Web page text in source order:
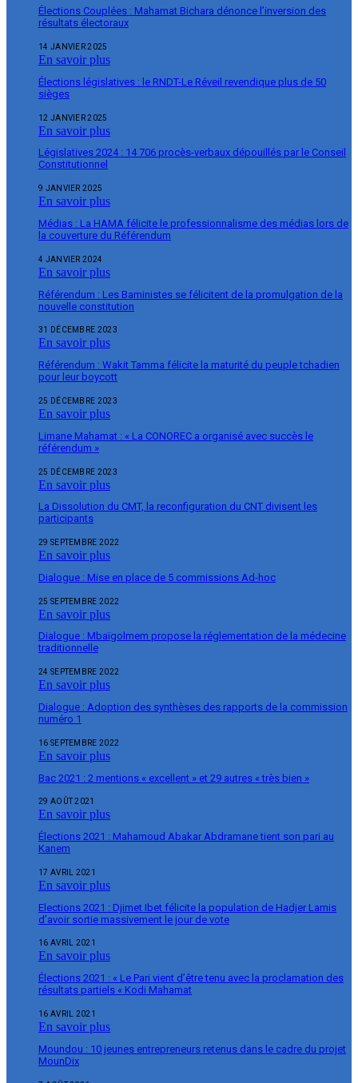
Élections Couplées : Mahamat Bichara dénonce l’inversion des
résultats électoraux
14 JANVIER 2025
En savoir plus
Élections législatives : le RNDT-Le Réveil revendique plus de 50
sièges
12 JANVIER 2025
En savoir plus
Législatives 2024 : 14 706 procès-verbaux dépouillés par le Conseil
Constitutionnel
9 JANVIER 2025
En savoir plus
Médias : La HAMA félicite le professionnalisme des médias lors de
la couverture du Référendum
4 JANVIER 2024
En savoir plus
Référendum : Les Baministes se félicitent de la promulgation de la
nouvelle constitution
31 DÉCEMBRE 2023
En savoir plus
Référendum : Wakit Tamma félicite la maturité du peuple tchadien
pour leur boycott
25 DÉCEMBRE 2023
En savoir plus
Limane Mahamat : « La CONOREC a organisé avec succès le
référendum »
25 DÉCEMBRE 2023
En savoir plus
La Dissolution du CMT, la reconfiguration du CNT divisent les
participants
29 SEPTEMBRE 2022
En savoir plus
Dialogue : Mise en place de 5 commissions Ad-hoc
25 SEPTEMBRE 2022
En savoir plus
Dialogue : Mbaïgolmem propose la réglementation de la médecine
traditionnelle
24 SEPTEMBRE 2022
En savoir plus
Dialogue : Adoption des synthèses des rapports de la commission
numéro 1
16 SEPTEMBRE 2022
En savoir plus
Bac 2021 : 2 mentions « excellent » et 29 autres « très bien »
29 AOÛT 2021
En savoir plus
Élections 2021 : Mahamoud Abakar Abdramane tient son pari au
Kanem
17 AVRIL 2021
En savoir plus
Elections 2021 : Djimet Ibet félicite la population de Hadjer Lamis
d’avoir sortie massivement le jour de vote
16 AVRIL 2021
En savoir plus
Élections 2021 : « Le Pari vient d’être tenu avec la proclamation des
résultats partiels « Kodi Mahamat
16 AVRIL 2021
En savoir plus
Moundou : 10 jeunes entrepreneurs retenus dans le cadre du projet
MounDix